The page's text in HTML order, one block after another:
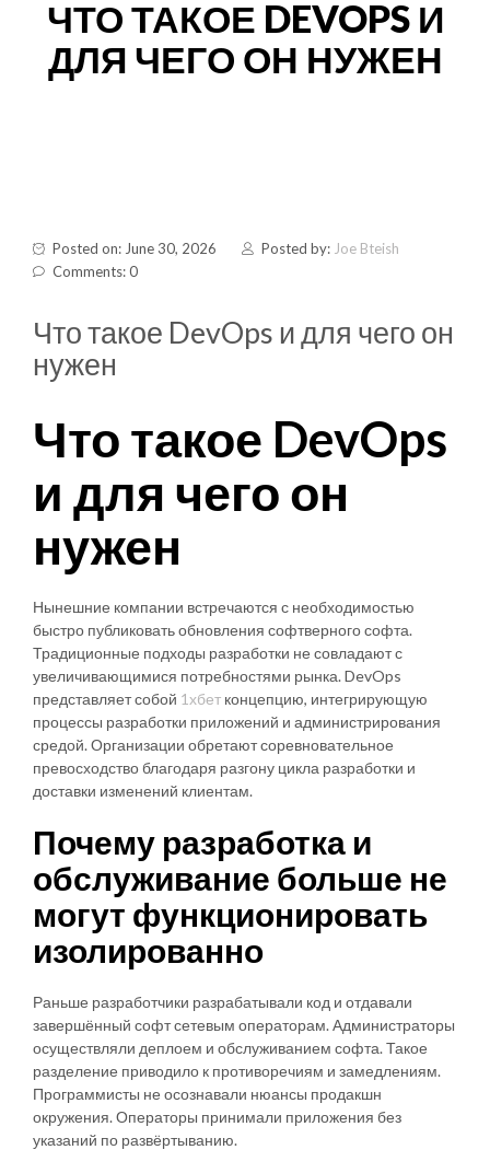
ЧТО ТАКОЕ DEVOPS И
ДЛЯ ЧЕГО ОН НУЖЕН
Posted on: June 30, 2026 Posted by: Joe Bteish
Comments: 0
Что такое DevOps и для чего он
нужен
Что такое DevOps
и для чего он
нужен
Нынешние компании встречаются с необходимостью
быстро публиковать обновления софтверного софта.
Традиционные подходы разработки не совладают с
увеличивающимися потребностями рынка. DevOps
представляет собой 1хбет концепцию, интегрирующую
процессы разработки приложений и администрирования
средой. Организации обретают соревновательное
превосходство благодаря разгону цикла разработки и
доставки изменений клиентам.
Почему разработка и
обслуживание больше не
могут функционировать
изолированно
Раньше разработчики разрабатывали код и отдавали
завершённый софт сетевым операторам. Администраторы
осуществляли деплоем и обслуживанием софта. Такое
разделение приводило к противоречиям и замедлениям.
Программисты не осознавали нюансы продакшн
окружения. Операторы принимали приложения без
указаний по развёртыванию.